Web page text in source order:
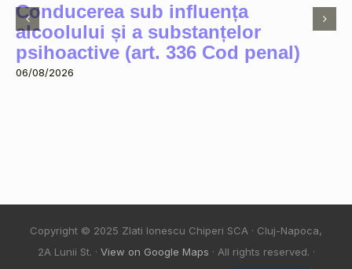
Conducerea sub influența
alcoolului și a substanțelor
psihoactive (art. 336 Cod penal)
06/08/2026
Copyright © 2025 Zlati Ionescu Chiperi SCA · Cluj-Napoca,
2A Lunii St. · View on Google Maps · All rights reserved. ·